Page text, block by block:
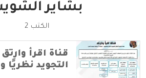
بشاير
الكتب 2
قناة اقرأ
التجويد نظريًا